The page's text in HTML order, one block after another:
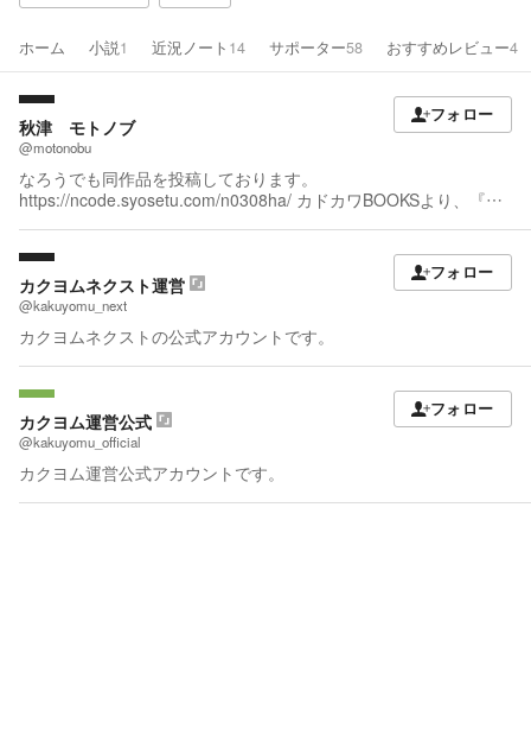
ホーム 小説1 近況ノート 14 サポーター58 おすすめレビュー4
秋津 モトノブ
@motonobu
なろうでも同作品を投稿しております。
https://ncode.syosetu.com/n0308ha/ カドカワBOOKSより、『無
フォロー
カクヨムネクスト運営
@kakuyomu_next
カクヨムネクストの公式アカウントです。
フォロー
カクヨム運営公式
@kakuyomu_official
カクヨム運営公式アカウントです。
フォロー